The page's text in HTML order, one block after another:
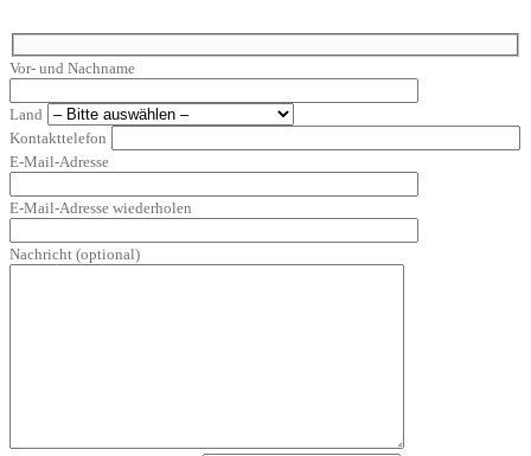
Vor- und Nachname
Land
Kontakttelefon
E-Mail-Adresse
E-Mail-Adresse wiederholen
Nachricht (optional)